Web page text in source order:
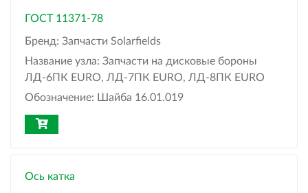
ГОСТ 11371-78
Бренд: Запчасти Solarfields
Название узла: Запчасти на дисковые бороны
ЛД-6ПК EURO, ЛД-7ПК EURO, ЛД-8ПК EURO
Обозначение: Шайба 16.01.019
Ось катка